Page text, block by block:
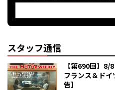
スタッフ通信
【第690回】8/
フランス＆ド
告】